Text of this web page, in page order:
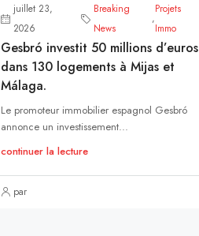
juillet 23,
2026
Breaking
News
,
Projets
Immo
Gesbró investit 50 millions d’euros
dans 130 logements à Mijas et
Málaga.
Le promoteur immobilier espagnol Gesbró
annonce un investissement...
continuer la lecture
par